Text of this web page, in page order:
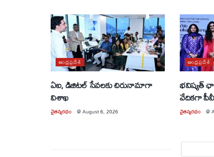
ఆంధ్రప్రదేశ్
ఏఐ, డిజిటల్ సేవలకు చిరునామాగా
విశాఖ
చైతన్యరధం @August 6, 2026
ఆంధ్రప్రదేశ్
భవిష్యత్
వేదికగా
చైతన్యరధం @